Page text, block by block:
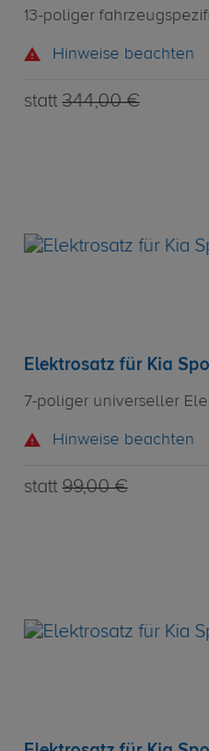
13-poliger
Hinweise beachten
statt 344,00 €
Elektrosatz für Kia
7-poliger universeller
Hinweise beachten
statt 99,00 €